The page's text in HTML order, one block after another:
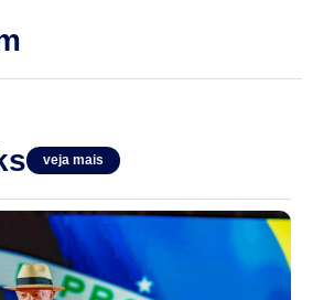
veja mais